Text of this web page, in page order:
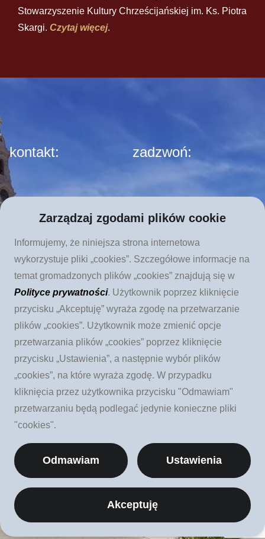
Stowarzyszenie Kultury Chrześcijańskiej im. Ks. Piotra
Skargi. Czytaj więcej.
kontakt:
Chrześcijańskiej im. Ks.
Piotra Skargi
ul. Augustiańska 28
31-064 Kraków
zadzwoń:
wyślij e-mail:
kontakt@ApostolatFatimy.pl
Polityka prywatności
© Copyright 2025 Stowarzyszenie Kultury
Chrześcijańskiej im. Ks. Piotra Skargi
Zarządzaj zgodami plików cookie
Informujemy, że niniejsza strona internetowa
wykorzystuje pliki „cookies”. Szczegółowe informacje na
temat gromadzonych plików „cookies” znajdują się w
Polityce prywatności. Użytkownik poprzez kliknięcie
przycisku „Akceptuję” wyraża zgodę na przetwarzanie
plików „cookies”. Użytkownik może zmienić opcje
przetwarzania plików „cookies” poprzez kliknięcie
przycisku „Ustawienia”, a następnie wybór plików
„cookies”, na które wyraża zgodę. W przypadku
kliknięcia przez użytkownika przycisku "Odmawiam"
przetwarzaniu będą podlegać jedynie konieczne pliki
"cookies".
Odmawiam Ustawienia
Akceptuję